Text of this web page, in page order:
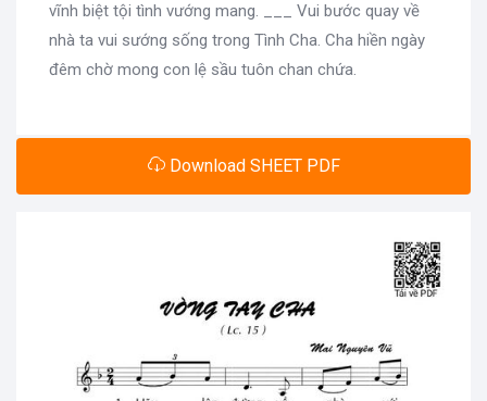
vĩnh biệt tội tình vướng mang. ___ Vui bước quay về
nhà ta vui sướng sống trong Tình Cha. Cha hiền ngày
đêm chờ mong con lệ sầu tuôn chan chứa.
Download SHEET PDF